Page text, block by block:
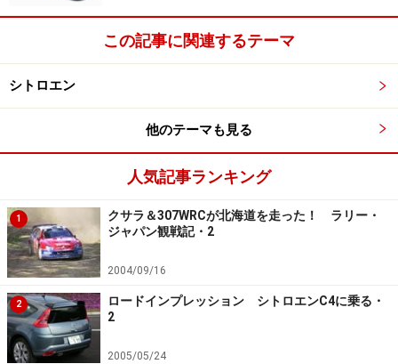
さて、価格の話ばかりになってしまったが、走りっぷり
ももちろん気になるところだ。筆者は2.0L搭載車、1.6L
搭載車のディーゼルをプジョー508SW、プジョー308に
試乗済みだったので、1.6Lターボでも街中から非常にト
508SWだと車両重量が1700kgあるため、2.0Lディーゼル
ターボの組み合わせは当然だろう。一方のC4ディーゼル
は1380kgで320kg、大人4～5人ほども軽くなっている。
そのため、1.6Lでもトルク感は十分以上で、街中では余
裕綽々でストップ＆ゴーをこなしてくれるし、青信号に
変わって直後の素早い発進も容易だ。
この記事に関連するテーマ
シトロエン
他のテーマも見る
人気記事ランキング
1
クサラ＆307WRCが北海道を走った！ ラリー・
ジャパン観戦記・2
2004/09/16
2
ロードインプレッション シトロエンC4に乗る・
2
2005/05/24